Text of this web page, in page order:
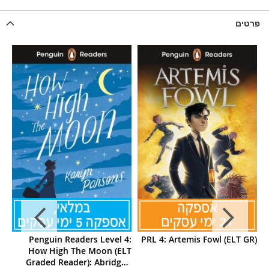
פרטים
Penguin Readers Level 4:
How High The Moon (ELT
Graded Reader): Abridged
PRL 4: Artemis Fowl (ELT GR)